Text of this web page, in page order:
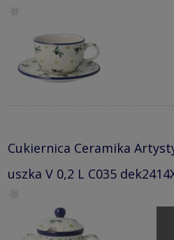
Cukiernica Ceramika
uszka V 0,2 L C035